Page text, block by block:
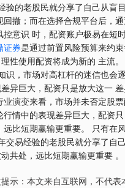
的老股民就分享了自己从盲
撤；而在选择合规平台后，
意识 时，配资账户极易在短
证券是通过前置风险预算来约
性使用配资将成为新的 主流
，市场对高杠杆的迷信也会
异巨大，配资只是放大这一
演变来看，市场并未否定股
情中的表现差异巨大，配资
比短期赢输更重要。 只有在
易经验的老股民就分享了自
共处，远比短期赢输更重要 。
示：本文来自互联网，不代表